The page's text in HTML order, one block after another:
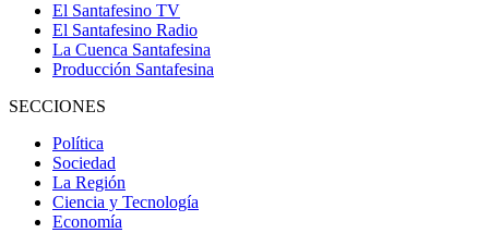
El Santafesino TV
El Santafesino Radio
La Cuenca Santafesina
Producción Santafesina
SECCIONES
Política
Sociedad
La Región
Ciencia y Tecnología
Economía